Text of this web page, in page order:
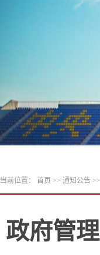
当前位置： 首页 >> 通知公告
政府管